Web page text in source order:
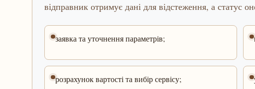
відправник отримує дані для відстеження, а статус
заявка та уточнення параметрів;
розрахунок вартості та вибір сервісу;